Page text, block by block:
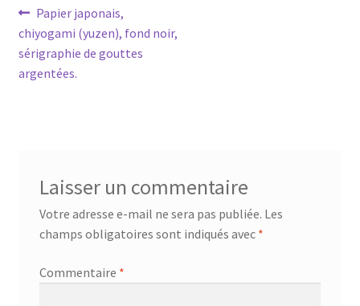
Navigation
de
l’article
Article
précédent :
Papier japonais,
chiyogami (yuzen), fond noir,
sérigraphie de gouttes
argentées.
Laisser un commentaire
Votre adresse e-mail ne sera pas publiée. Les
champs obligatoires sont indiqués avec *
Commentaire *